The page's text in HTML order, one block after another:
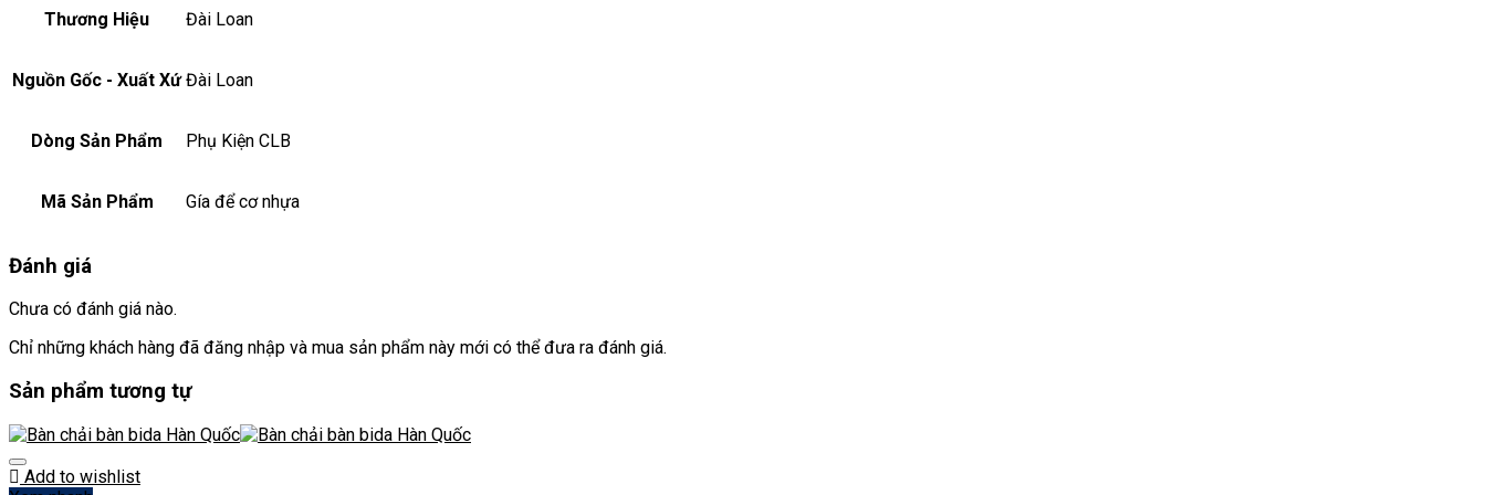
Thương Hiệu Đài Loan
Nguồn Gốc - Xuất Xứ Đài Loan
Dòng Sản Phẩm Phụ Kiện CLB
Mã Sản Phẩm Gía để cơ nhựa
Đánh giá
Chưa có đánh giá nào.
Chỉ những khách hàng đã đăng nhập và mua sản phẩm này mới có thể đưa ra đánh giá.
Sản phẩm tương tự
Add to wishlist